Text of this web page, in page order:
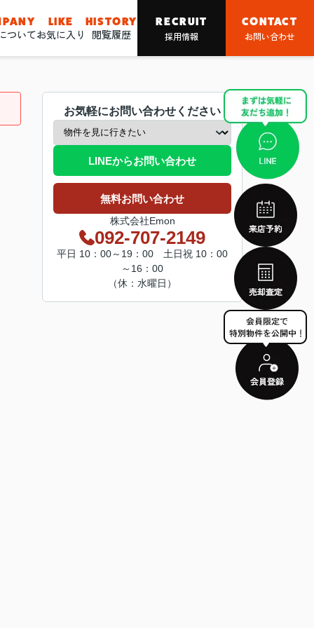
ついて
LIKE
お気に入り
HISTORY
閲覧履歴
RECRUIT
採用情報
CONTACT
お問い合わせ
お気軽にお問い合わせください
LINEからお問い合わせ
無料お問い合わせ
株式会社Emon
092-707-2149
平日 10：00～19：00 土日祝 10：00
～16：00
（休：水曜日）